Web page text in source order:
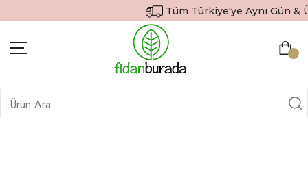
Tüm Türkiye'ye Aynı Gün &
BITKILER
İÇ MEKAN BITKILERI